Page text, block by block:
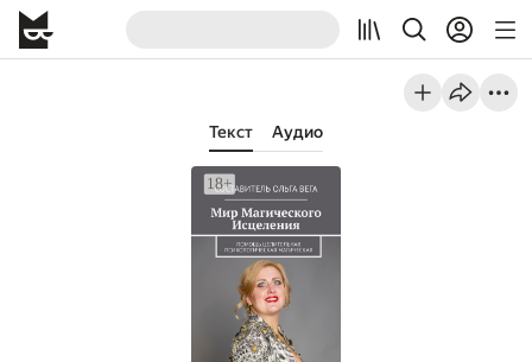
Текст Аудио